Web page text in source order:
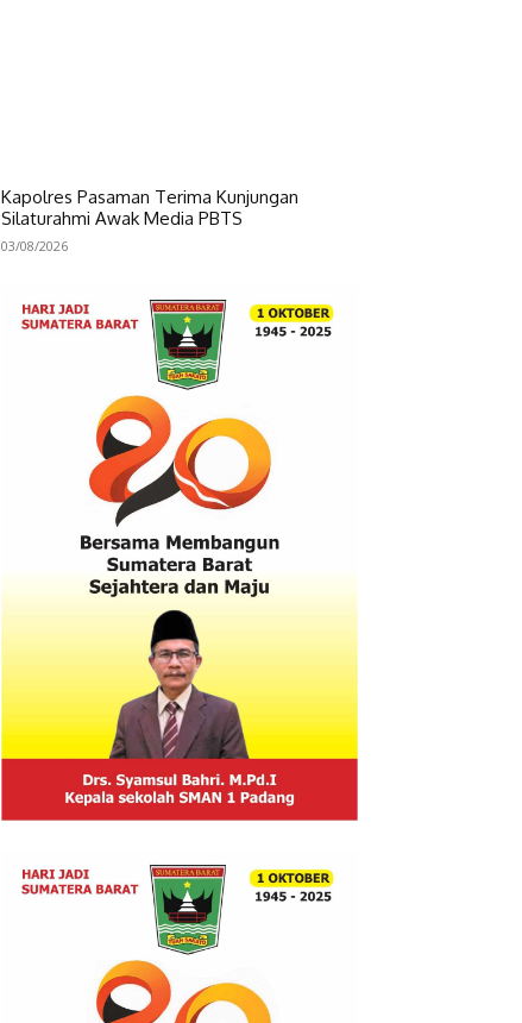
Kapolres Pasaman Terima Kunjungan
Silaturahmi Awak Media PBTS
03/08/2026